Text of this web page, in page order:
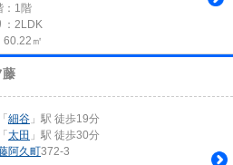
：1階
：2LDK
60.22㎡
藤
「 細谷 」駅 徒歩19分
「 太田 」駅 徒歩30分
阿久町372-3